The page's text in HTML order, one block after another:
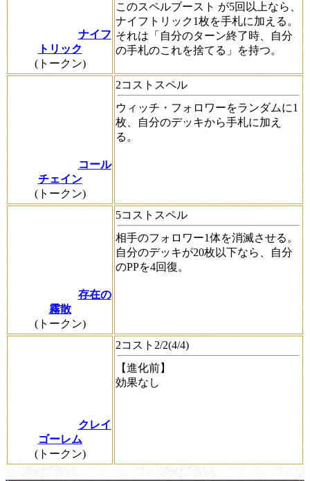
ナイフ
トリック
(トークン)
このスペルブースト が5回以上なら、
ナイフトリック1枚を手札に加える。
それは「自分のターン終了時、自分
の手札のこれを捨てる」を持つ。
コール
チェイン
(トークン)
2コストスペル
ウィッチ・フォロワーをランダムに1
枚、自分のデッキから手札に加え
る。
存在の
霧散
(トークン)
5コストスペル
相手のフォロワー1体を消滅させる。
自分のデッキが20枚以下なら、自分
のPPを4回復。
クレイ
ゴーレム
(トークン)
2コスト2/2(4/4)
【進化前】
効果なし